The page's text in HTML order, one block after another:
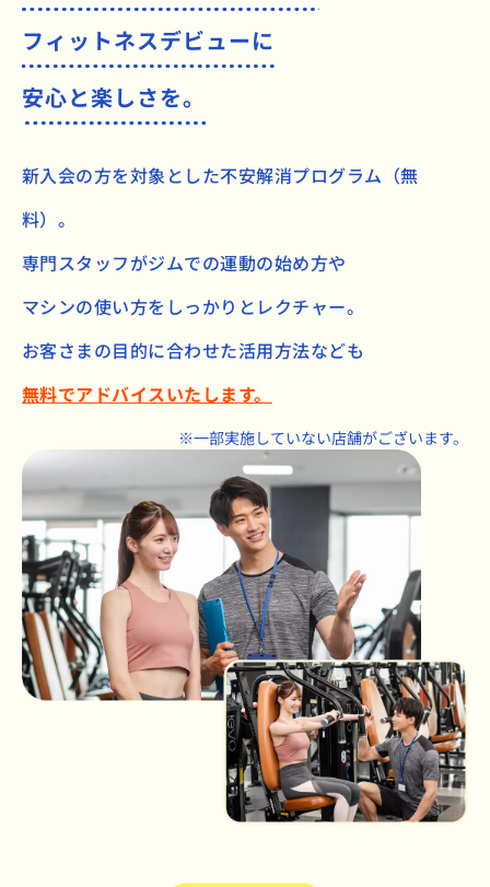
フィットネスデビューに
安心と楽しさを。
新入会の方を対象とした不安解消プログラム（無
料）。
専門スタッフがジムでの運動の始め方や
マシンの使い方をしっかりとレクチャー。
お客さまの目的に合わせた活用方法なども
無料でアドバイスいたします。
※一部実施していない店舗がございます。